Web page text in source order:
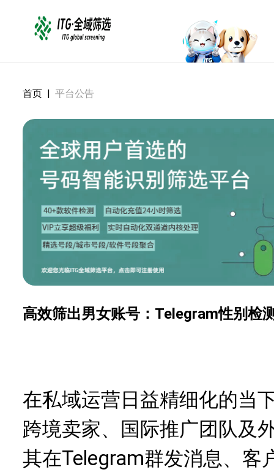
首页 | 平台公告
高效筛出男女账号：Telegram性别检
在私域运营日益精细化的当
跨境卖家、国际推广团队及
其在Telegram群发消息、客